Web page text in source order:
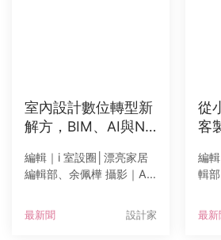
室內設計數位轉型新
解方，BIM、AI與No
程
編輯｜i 室設圈│漂亮家居
編輯部、余佩樺 攝影｜Am
的管理需求與流程挑戰，
《i室設圈│漂亮家居》總編
最新聞 設計家
從
客
編
輯
灣
月9
最新